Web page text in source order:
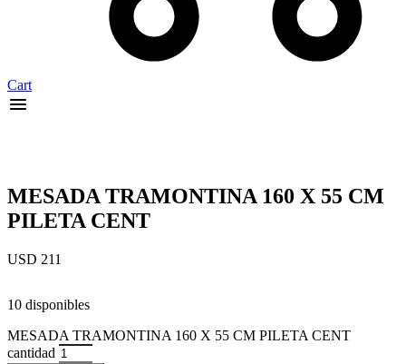
Cart
MESADA TRAMONTINA 160 X 55 CM
PILETA CENT
USD 211
10 disponibles
MESADA TRAMONTINA 160 X 55 CM PILETA CENT
cantidad